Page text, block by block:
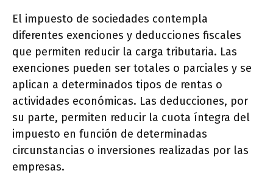
El impuesto de sociedades contempla
diferentes exenciones y deducciones fiscales
que permiten reducir la carga tributaria. Las
exenciones pueden ser totales o parciales y se
aplican a determinados tipos de rentas o
actividades económicas. Las deducciones, por
su parte, permiten reducir la cuota íntegra del
impuesto en función de determinadas
circunstancias o inversiones realizadas por las
empresas.